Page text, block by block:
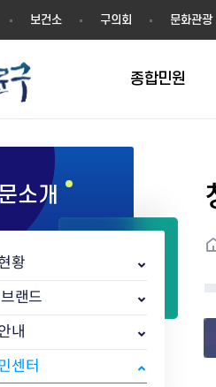
보건소 구의회 문화관광
종합민원
표 발급(대기현황)
급기
책 및 제도
등록 제신고 후속절차
안내
헌장
민원
세무
건설관리
건축
내역
설문조사
동대문구
실버 소식
출산‧
획(2024년~)
획(~2023년)
장직 인수위원회 백
행사
예산일반
주민참여
지방재정
예산낭비
상징말(BI)
도시브랜
램
센터
미 신청
일자리소
일자리센터
직업소개
소개
황
랜드
내
센터